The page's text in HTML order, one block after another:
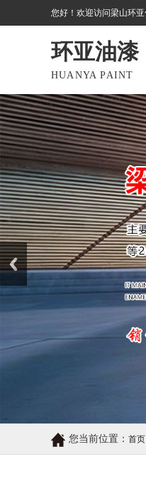
您好！欢迎访问梁山环
环亚油漆
HUANYA PAINT
Prev
您当前位置： 首页